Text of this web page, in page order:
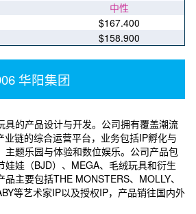
中性
$167.400
$158.900
华阳集团
具的产品设计与开发。公司拥有覆盖潮流
链的综合运营平台，业务包括IP孵化与
主题乐园与体验和数位娱乐。公司产品包
娃娃（BJD）、MEGA、毛绒玩具和衍生
主要包括THE MONSTERS、MOLLY、
等艺术家IP以及授权IP，产品销往国内外